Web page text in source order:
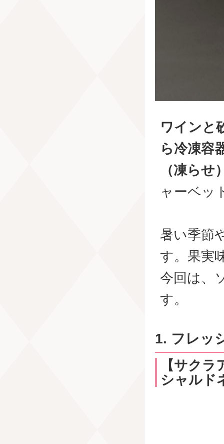
ワインと
ら冷凍容
（凍ら
ャーベッ
暑い季節
す。果実
今回は、
す。
1. フレッ
【サク
シャルド